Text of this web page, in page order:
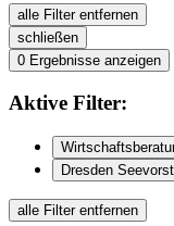
alle Filter entfernen
schließen
0 Ergebnisse anzeigen
Aktive Filter:
Dresden
alle Filter entfernen